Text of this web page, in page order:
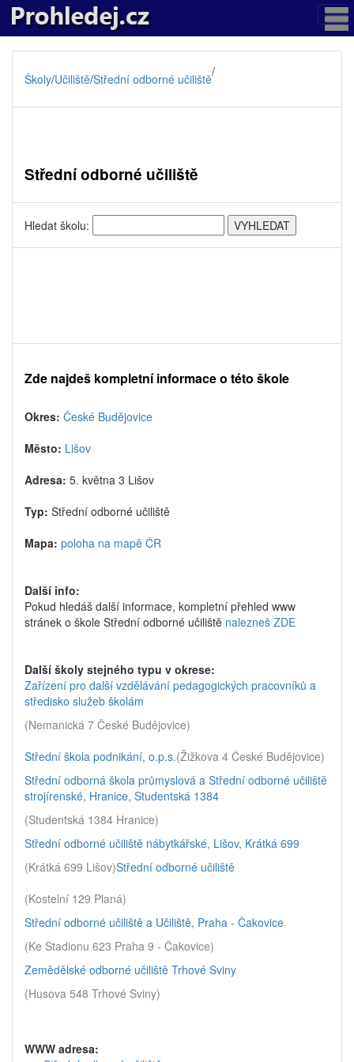
Školy/Učiliště/Střední odborné učiliště/
Střední odborné učiliště
Hledat školu:
Zde najdeš kompletní informace o této škole
Okres: České Budějovice
Město: Lišov
Adresa: 5. května 3 Lišov
Typ: Střední odborné učiliště
Mapa: poloha na mapě ČR
Další info:
Pokud hledáš další informace, kompletní přehled www
stránek o škole Střední odborné učiliště nalezneš ZDE
Další školy stejného typu v okrese:
Zařízení pro další vzdělávání pedagogických pracovníků a
středisko služeb školám
(Nemanická 7 České Budějovice)
Střední škola podnikání, o.p.s.(Žižkova 4 České Budějovice)
Střední odborná škola průmyslová a Střední odborné učiliště
strojírenské, Hranice, Studentská 1384
(Studentská 1384 Hranice)
Střední odborné učiliště nábytkářské, Lišov, Krátká 699
(Krátká 699 Lišov)Střední odborné učiliště
(Kostelní 129 Planá)
Střední odborné učiliště a Učiliště, Praha - Čakovice
(Ke Stadionu 623 Praha 9 - Čakovice)
Zemědělské odborné učiliště Trhové Sviny
(Husova 548 Trhové Sviny)
WWW adresa: